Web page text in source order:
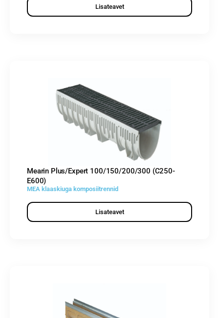
Lisateavet
Mearin Plus/Expert 100/150/200/300 (C250-
E600)
MEA klaaskiuga komposiitrennid
Lisateavet